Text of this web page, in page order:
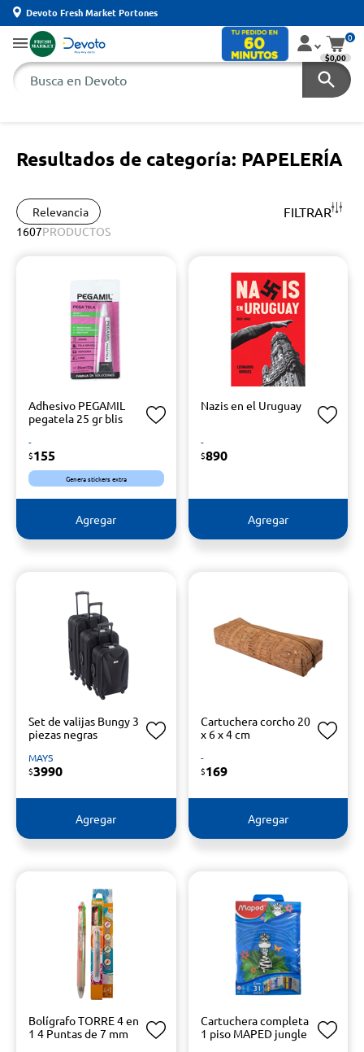
Devoto Fresh Market Portones
0
$0,00
Resultados de categoría: PAPELERÍA
Relevancia FILTRAR
1607PRODUCTOS
Adhesivo PEGAMIL
pegatela 25 gr blis
-
$155
Genera stickers extra
Agregar
Nazis en el Uruguay
-
$890
Agregar
Set de valijas Bungy 3
piezas negras
MAYS
$3990
Agregar
Cartuchera corcho 20
x 6 x 4 cm
-
$169
Agregar
Bolígrafo TORRE 4 en
1 4 Puntas de 7 mm
Cartuchera completa
1 piso MAPED jungle